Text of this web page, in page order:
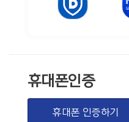
휴대폰인증
휴대폰 인증하기